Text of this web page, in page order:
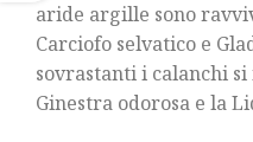
aride argille sono
Carciofo selvatico e
sovrastanti i calanchi
Ginestra odorosa e la